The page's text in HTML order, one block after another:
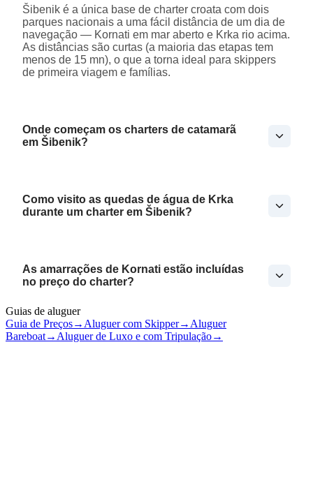
Šibenik é a única base de charter croata com dois
parques nacionais a uma fácil distância de um dia de
navegação — Kornati em mar aberto e Krka rio acima.
As distâncias são curtas (a maioria das etapas tem
menos de 15 mn), o que a torna ideal para skippers
de primeira viagem e famílias.
Onde começam os charters de catamarã
em Šibenik?
Como visito as quedas de água de Krka
durante um charter em Šibenik?
As amarrações de Kornati estão incluídas
no preço do charter?
Guias de aluguer
Guia de Preços→Aluguer com Skipper→Aluguer
Bareboat→Aluguer de Luxo e com Tripulação→